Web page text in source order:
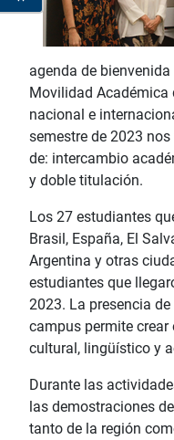
agenda de
Movilidad Académica
nacional e
semestre de 2023
de: intercambio
y doble titulación.
Los 27 estudiantes
Brasil, España, El
Argentina y otras
estudiantes que
2023. La presencia
campus permite
cultural, lingüístico y
Durante las
las demostraciones
tanto de la región